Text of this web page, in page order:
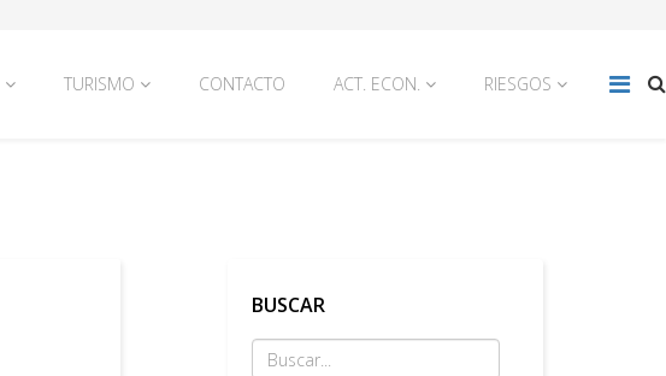
TURISMO CONTACTO ACT. ECON. RIESGOS
BUSCAR